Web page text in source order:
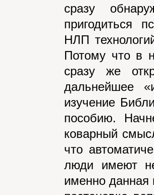
сразу
пригодиться
НЛП
Потому что в
сразу же
дальнейшее
изучение
пособию.
коварный
что
люди имеют
именно данная